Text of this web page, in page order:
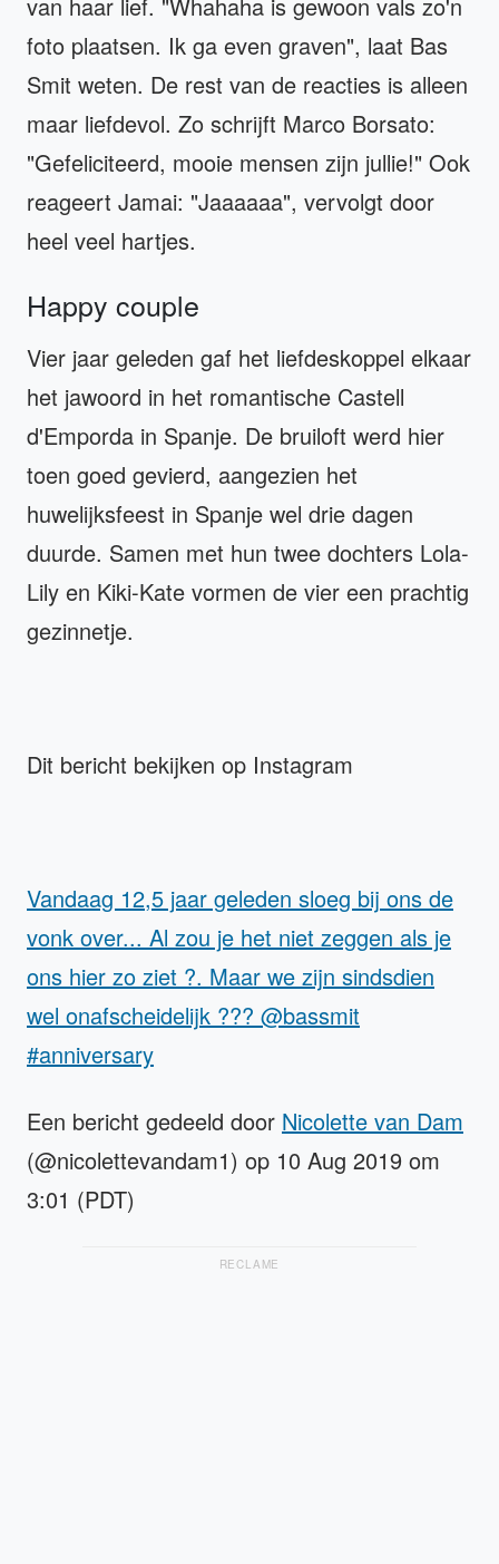
foto plaatsen. Ik ga even graven", laat Bas
Smit weten. De rest van de reacties is alleen
maar liefdevol. Zo schrijft Marco Borsato:
"Gefeliciteerd, mooie mensen zijn jullie!" Ook
reageert Jamai: "Jaaaaaa", vervolgt door
heel veel hartjes.
Happy couple
Vier jaar geleden gaf het liefdeskoppel elkaar
het jawoord in het romantische Castell
d'Emporda in Spanje. De bruiloft werd hier
toen goed gevierd, aangezien het
huwelijksfeest in Spanje wel drie dagen
duurde. Samen met hun twee dochters Lola-
Lily en Kiki-Kate vormen de vier een prachtig
gezinnetje.
Dit bericht bekijken op Instagram
Vandaag 12,5 jaar geleden sloeg bij ons de
vonk over... Al zou je het niet zeggen als je
ons hier zo ziet ?. Maar we zijn sindsdien
wel onafscheidelijk ??? @bassmit
#anniversary
Een bericht gedeeld door Nicolette van Dam
(@nicolettevandam1) op 10 Aug 2019 om
3:01 (PDT)
RECLAME